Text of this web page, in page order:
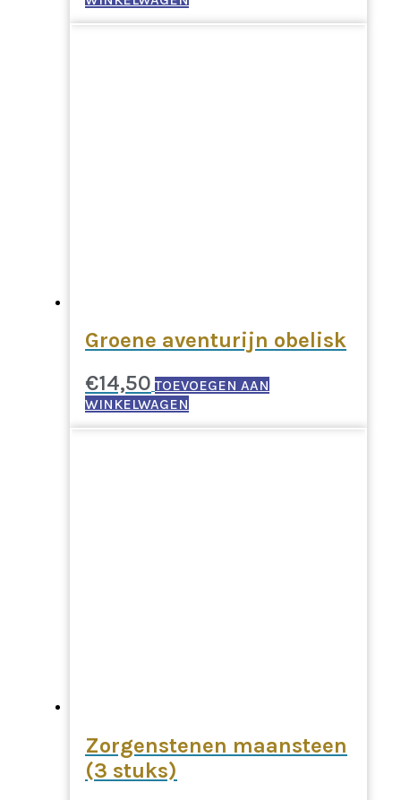
Groene aventurijn obelisk
€14,50 TOEVOEGEN AAN
WINKELWAGEN
Zorgenstenen maansteen
(3 stuks)